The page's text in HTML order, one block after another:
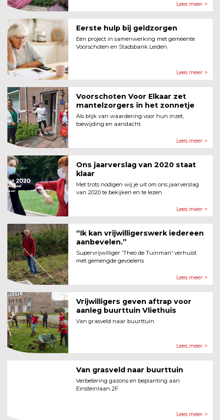
Lees meer >
Eerste hulp bij geldzorgen
Een project in samenwerking met gemeente
Voorschoten en Stadsbank Leiden.
Lees meer >
Voorschoten Voor Elkaar zet
mantelzorgers in het zonnetje
Als blijk van waardering voor hun inzet,
toewijding en aandacht.
Lees meer >
Ons jaarverslag van 2020 staat
klaar
Met trots nodigen wij je uit om ons jaarverslag
van 2020 te bekijken en te lezen.
Lees meer >
“Ik kan vrijwilligerswerk iedereen
aanbevelen.”
Supervrijwilliger 'Theo de Tuinman' verhuist
met gemengde gevoelens
Lees meer >
Vrijwilligers geven aftrap voor
aanleg buurttuin Vliethuis
Van grasveld naar buurttuin
Lees meer >
Van grasveld naar buurttuin
Verbetering gazons en beplanting aan
Einsteinlaan 2F
Lees meer >